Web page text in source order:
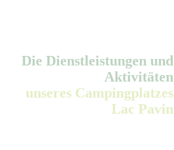
Die Dienstleistungen und
Aktivitäten
unseres Campingplatzes
Lac Pavin